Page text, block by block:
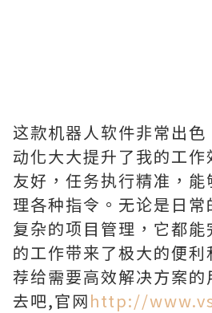
这款机器人软件非常出色
动化大大提升了我的工
友好，任务执行精准，
理各种指令。无论是日
复杂的项目管理，它都
的工作带来了极大的便
荐给需要高效解决方案的
去吧,官网http://